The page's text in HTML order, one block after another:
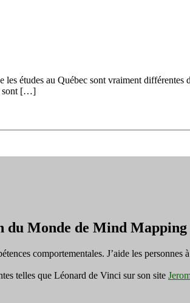
les études au Québec sont vraiment différentes
sont […]
du Monde de Mind Mapping
comportementales. J’aide les personnes
telles que Léonard de Vinci sur son site